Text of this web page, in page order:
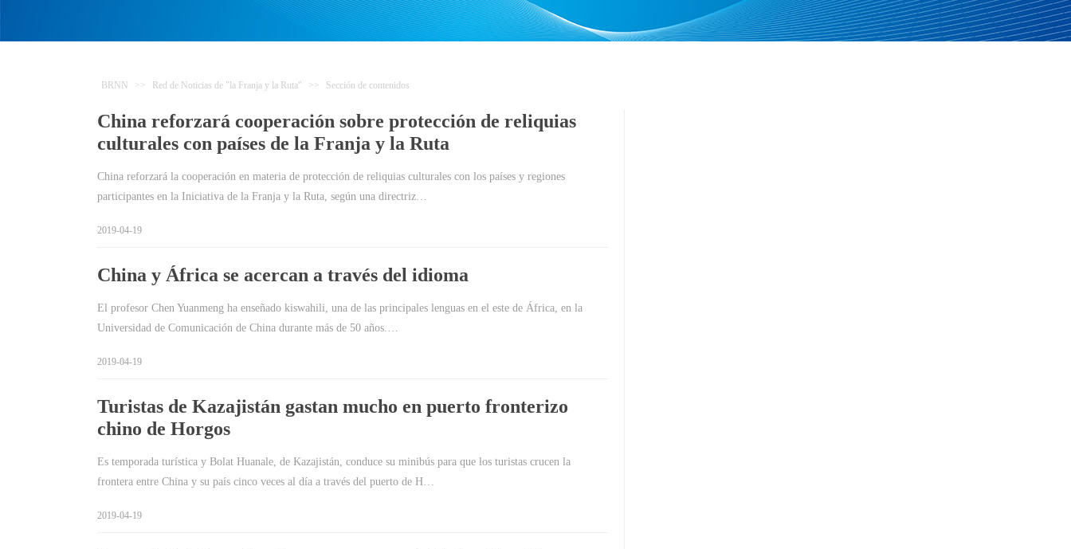
BRNN >> Red de Noticias de "la Franja y la Ruta" >> Sección de contenidos
China reforzará cooperación sobre protección de reliquias
culturales con países de la Franja y la Ruta
China reforzará la cooperación en materia de protección de reliquias culturales con los países y regiones
participantes en la Iniciativa de la Franja y la Ruta, según una directriz…
2019-04-19
China y África se acercan a través del idioma
El profesor Chen Yuanmeng ha enseñado kiswahili, una de las principales lenguas en el este de África, en la
Universidad de Comunicación de China durante más de 50 años.…
2019-04-19
Turistas de Kazajistán gastan mucho en puerto fronterizo
chino de Horgos
Es temporada turística y Bolat Huanale, de Kazajistán, conduce su minibús para que los turistas crucen la
frontera entre China y su país cinco veces al día a través del puerto de H…
2019-04-19